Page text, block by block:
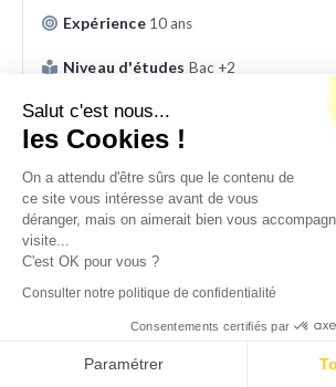
Expérience 10 ans
Niveau d'études Bac +2
Salut c'est nous...
les Cookies !
On a attendu d'être sûrs que le contenu de
ce site vous intéresse avant de vous
déranger, mais on aimerait bien vous
visite...
C'est OK pour vous ?
Consulter notre politique de confidentialité
Consentements certifiés par
Paramétrer